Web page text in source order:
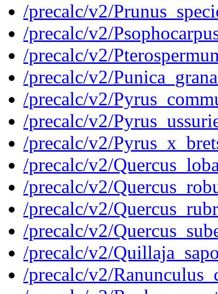
/precalc/v2/
/precalc/v2/
/precalc/v2/
/precalc/v2/
/precalc/v2/
/precalc/v2/
/precalc/v2/
/precalc/v2/
/precalc/v2/
/precalc/v2/
/precalc/v2/
/precalc/v2/
/precalc/v2/